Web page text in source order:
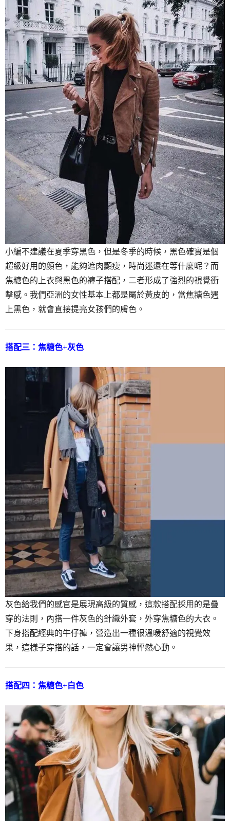
小編不建議在夏季穿黑色，但是冬季的時候，黑色確實是個
超級好用的顏色，能夠遮肉顯瘦，時尚迷還在等什麼呢？而
焦糖色的上衣與黑色的褲子搭配，二者形成了強烈的視覺衝
擊感。我們亞洲的女性基本上都是屬於黃皮的，當焦糖色遇
上黑色，就會直接提亮女孩們的膚色。
搭配三：焦糖色+灰色
灰色給我們的感官是展現高級的質感，這款搭配採用的是疊
穿的法則，內搭一件灰色的針織外套，外穿焦糖色的大衣。
下身搭配經典的牛仔褲，營造出一種很溫暖舒適的視覺效
果，這樣子穿搭的話，一定會讓男神怦然心動。
搭配四：焦糖色+白色